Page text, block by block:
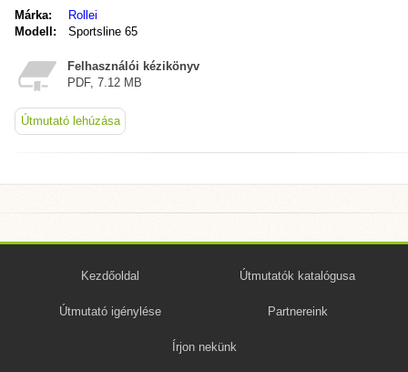
Márka:
Rollei
Modell:
Sportsline 65
Felhasználói kézikönyv
PDF, 7.12 MB
Útmutató lehúzása
Kezdőoldal Útmutatók katalógusa
Útmutató igénylése Partnereink
Írjon nekünk